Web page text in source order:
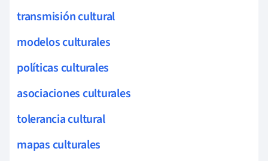
transmisión cultural
modelos culturales
políticas culturales
asociaciones culturales
tolerancia cultural
mapas culturales